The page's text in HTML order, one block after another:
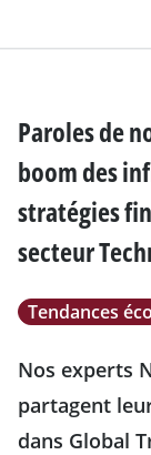
Paroles de
boom des
stratégies
secteur
Tendances éco
Nos experts
partagent
dans Global